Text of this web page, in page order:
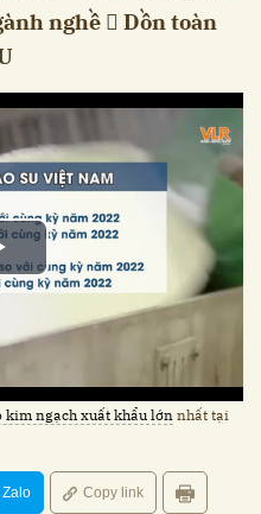
nghề  Dồn toàn
kim ngạch xuất khẩu lớn nhất tại
Copy link